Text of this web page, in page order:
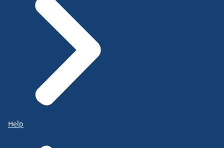
Help